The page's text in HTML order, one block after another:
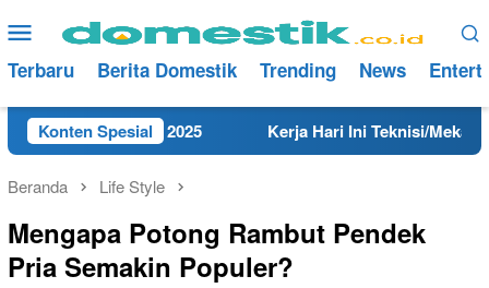
ke
konten
Menu
Mobile
Terbaru Berita Domestik Trending News
Konten Spesial
Tahun 2025 Kerja Hari Ini Teknisi/Mekanik DAMRI
Beranda Life Style
Mengapa Potong Rambut Pendek
Pria Semakin Populer?